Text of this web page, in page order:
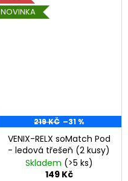
NOVINKA
219 KČ –31 %
VENIX-RELX soMatch Pod
- ledová třešeň (2 kusy)
Skladem (>5 ks)
149 Kč